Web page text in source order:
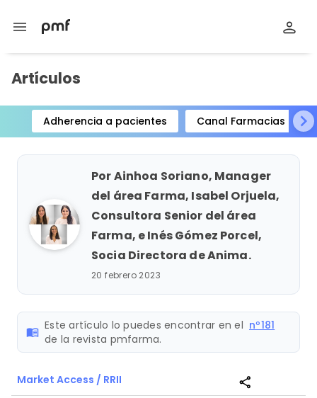
menu
Artículos
Adherencia a pacientes Canal Farmacias
Item
1
Por Ainhoa Soriano, Manager
del área Farma, Isabel Orjuela,
Consultora Senior del área
Farma, e Inés Gómez Porcel,
Socia Directora de Anima.
20 febrero 2023
menu_book Este artículo lo puedes encontrar en el nº181
de la revista pmfarma.
Market Access / RRII share